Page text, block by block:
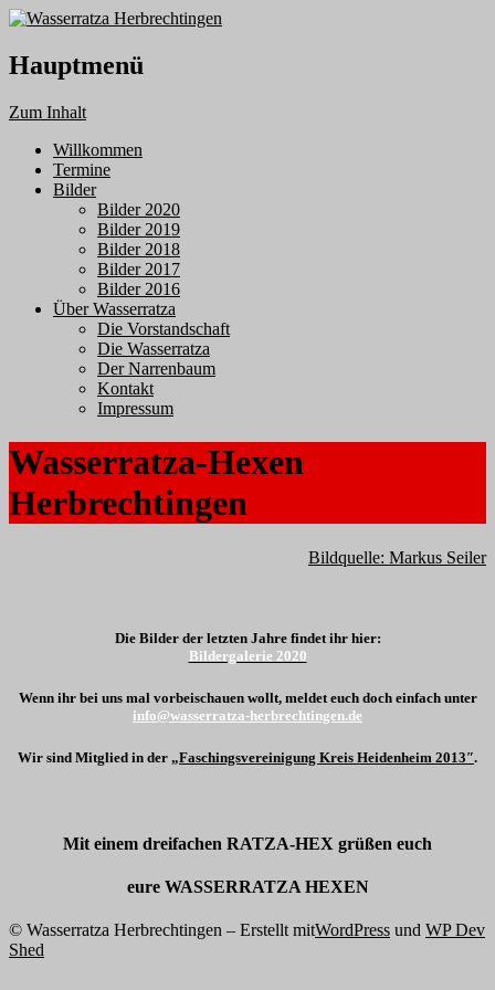
Hauptmenü
Zum Inhalt
Willkommen
Termine
Bilder
Bilder 2020
Bilder 2019
Bilder 2018
Bilder 2017
Bilder 2016
Über Wasserratza
Die Vorstandschaft
Die Wasserratza
Der Narrenbaum
Kontakt
Impressum
Wasserratza-Hexen
Herbrechtingen
Bildquelle: Markus Seiler
Die Bilder der letzten Jahre findet ihr hier:
Bildergalerie 2020
Wenn ihr bei uns mal vorbeischauen wollt, meldet euch doch einfach unter
info@wasserratza-herbrechtingen.de
Wir sind Mitglied in der „Faschingsvereinigung Kreis Heidenheim 2013″.
Mit einem dreifachen RATZA-HEX grüßen euch
eure WASSERRATZA HEXEN
© Wasserratza Herbrechtingen – Erstellt mitWordPress und WP Dev
Shed